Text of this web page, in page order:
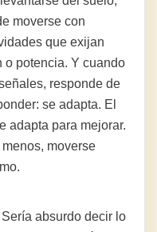
moverse con
que exijan
o potencia. Y cuando
responde de
se adapta. El
adapta para mejorar.
moverse
absurdo decir lo